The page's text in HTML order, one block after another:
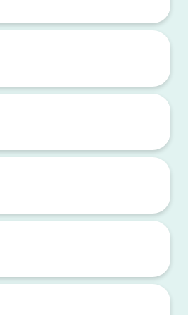
" Commande ton sweat ! "
31 mai au Manoir de Penfao
24 avril
complet !!!